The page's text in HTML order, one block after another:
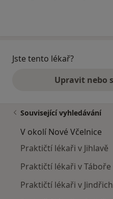
Jste tento lékař?
Upravit nebo
Související vyhledávání
V okolí Nové Včelnice
Praktičtí lékaři v Jihlavě
Praktičtí lékaři v Táboře
Praktičtí lékaři v